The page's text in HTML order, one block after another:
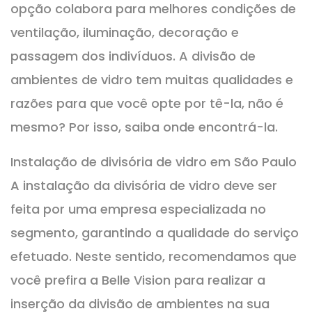
opção colabora para melhores condições de
ventilação, iluminação, decoração e
passagem dos indivíduos. A divisão de
ambientes de vidro tem muitas qualidades e
razões para que você opte por tê-la, não é
mesmo? Por isso, saiba onde encontrá-la.
Instalação de divisória de vidro em São Paulo
A instalação da divisória de vidro deve ser
feita por uma empresa especializada no
segmento, garantindo a qualidade do serviço
efetuado. Neste sentido, recomendamos que
você prefira a Belle Vision para realizar a
inserção da divisão de ambientes na sua